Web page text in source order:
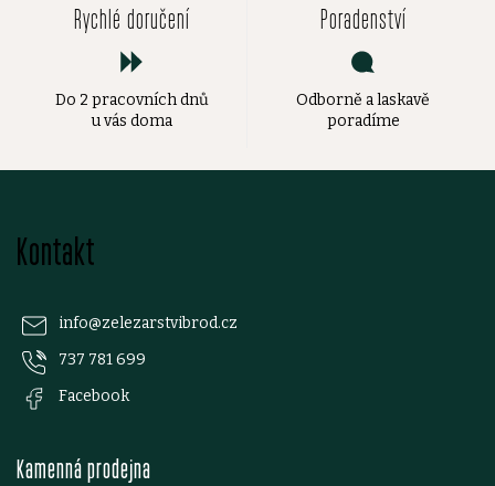
Rychlé doručení
Do 2 pracovních dnů
u vás doma
Poradenství
Odborně a laskavě
poradíme
Kontakt
info@zelezarstvibrod.cz
737 781 699
Facebook
Kamenná prodejna